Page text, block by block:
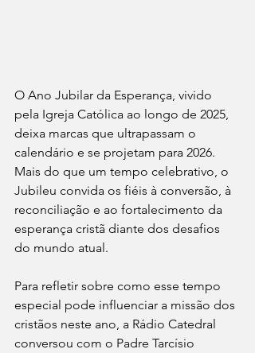
O Ano Jubilar da Esperança, vivido
pela Igreja Católica ao longo de 2025,
deixa marcas que ultrapassam o
calendário e se projetam para 2026.
Mais do que um tempo celebrativo, o
Jubileu convida os fiéis à conversão, à
reconciliação e ao fortalecimento da
esperança cristã diante dos desafios
do mundo atual.
Para refletir sobre como esse tempo
especial pode influenciar a missão dos
cristãos neste ano, a Rádio Catedral
conversou com o Padre Tarcísio